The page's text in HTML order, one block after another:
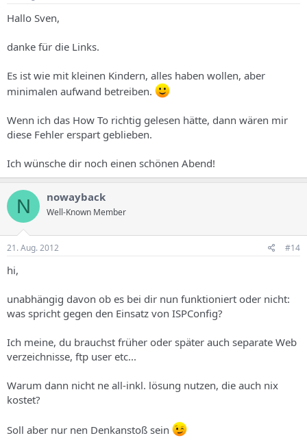
Hallo Sven,
danke für die Links.
Es ist wie mit kleinen Kindern, alles haben wollen, aber
minimalen aufwand betreiben.
Wenn ich das How To richtig gelesen hätte, dann wären mir
diese Fehler erspart geblieben.
Ich wünsche dir noch einen schönen Abend!
N nowayback
Well-Known Member
21. Aug. 2012 #14
hi,
unabhängig davon ob es bei dir nun funktioniert oder nicht:
was spricht gegen den Einsatz von ISPConfig?
Ich meine, du brauchst früher oder später auch separate Web
verzeichnisse, ftp user etc...
Warum dann nicht ne all-inkl. lösung nutzen, die auch nix
kostet?
Soll aber nur nen Denkanstoß sein